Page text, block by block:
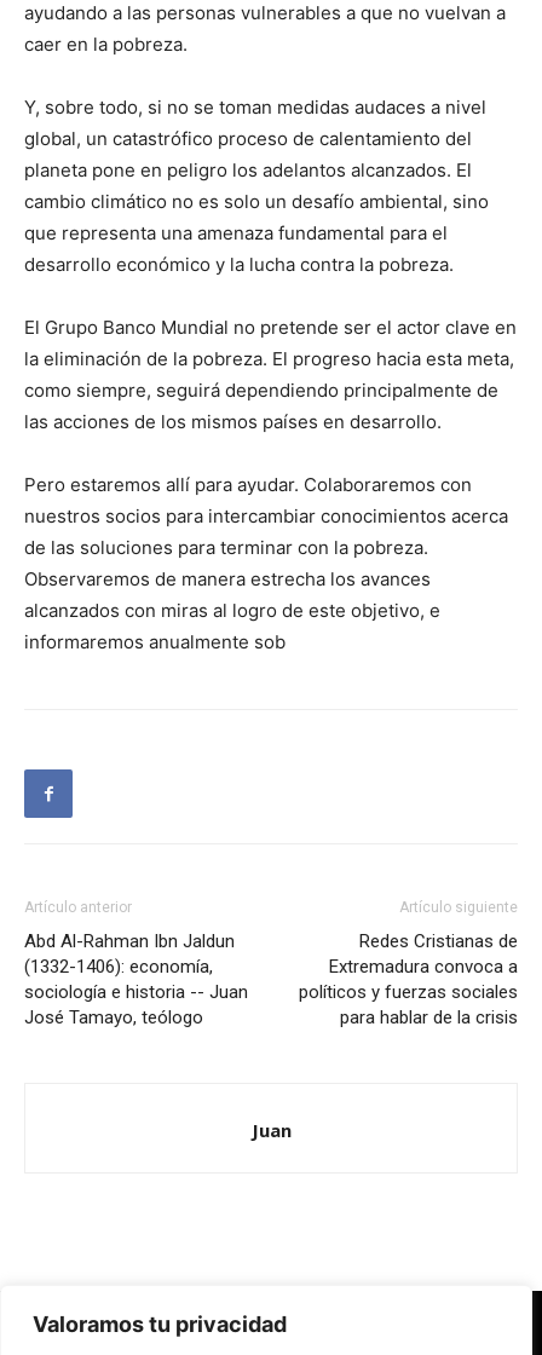
Valoramos tu privacidad
ayudando a las personas vulnerables a que no vuelvan a
caer en la pobreza.
Y, sobre todo, si no se toman medidas audaces a nivel
global, un catastrófico proceso de calentamiento del
planeta pone en peligro los adelantos alcanzados. El
cambio climático no es solo un desafío ambiental, sino
que representa una amenaza fundamental para el
desarrollo económico y la lucha contra la pobreza.
El Grupo Banco Mundial no pretende ser el actor clave en
la eliminación de la pobreza. El progreso hacia esta meta,
como siempre, seguirá dependiendo principalmente de
las acciones de los mismos países en desarrollo.
Pero estaremos allí para ayudar. Colaboraremos con
nuestros socios para intercambiar conocimientos acerca
de las soluciones para terminar con la pobreza.
Observaremos de manera estrecha los avances
alcanzados con miras al logro de este objetivo, e
informaremos anualmente sob
Artículo anterior
Abd Al-Rahman Ibn Jaldun
(1332-1406): economía,
sociología e historia -- Juan
José Tamayo, teólogo
Artículo siguiente
Redes Cristianas de
Extremadura convoca a
políticos y fuerzas sociales
para hablar de la crisis
Juan
Redes Cristianas